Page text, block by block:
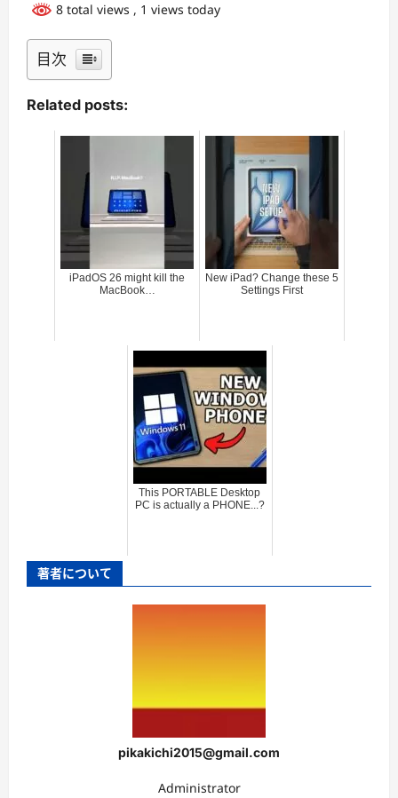
8 total views , 1 views today
目次
Related posts:
iPadOS 26 might kill the
MacBook…
New iPad? Change these 5
Settings First
This PORTABLE Desktop
PC is actually a PHONE...?
著者について
pikakichi2015@gmail.com
Administrator